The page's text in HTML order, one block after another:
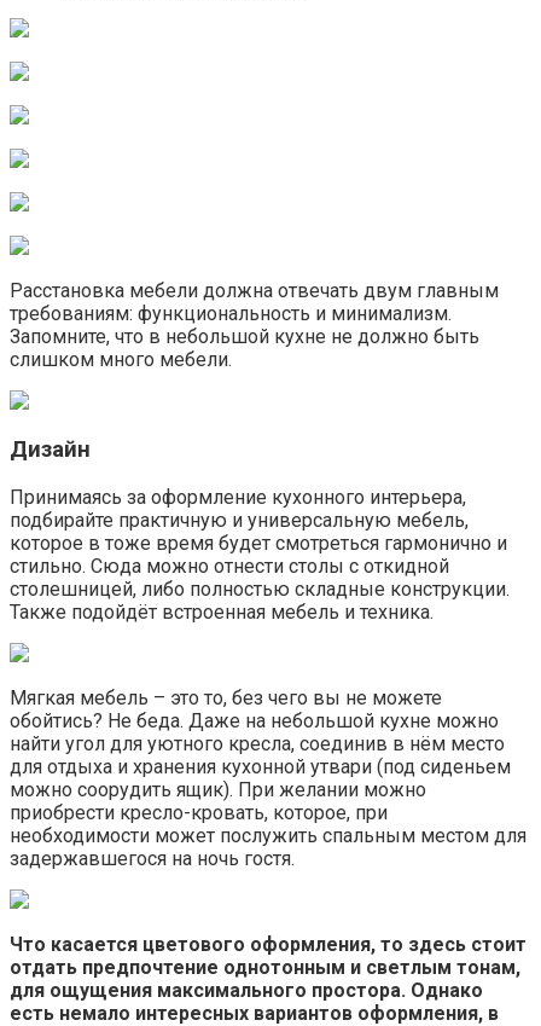
Расстановка мебели должна отвечать двум главным
требованиям: функциональность и минимализм.
Запомните, что в небольшой кухне не должно быть
слишком много мебели.
Дизайн
Принимаясь за оформление кухонного интерьера,
подбирайте практичную и универсальную мебель,
которое в тоже время будет смотреться гармонично и
стильно. Сюда можно отнести столы с откидной
столешницей, либо полностью складные конструкции.
Также подойдёт встроенная мебель и техника.
Мягкая мебель – это то, без чего вы не можете
обойтись? Не беда. Даже на небольшой кухне можно
найти угол для уютного кресла, соединив в нём место
для отдыха и хранения кухонной утвари (под сиденьем
можно соорудить ящик). При желании можно
приобрести кресло-кровать, которое, при
необходимости может послужить спальным местом для
задержавшегося на ночь гостя.
Что касается цветового оформления, то здесь стоит
отдать предпочтение однотонным и светлым тонам,
для ощущения максимального простора. Однако
есть немало интересных вариантов оформления, в